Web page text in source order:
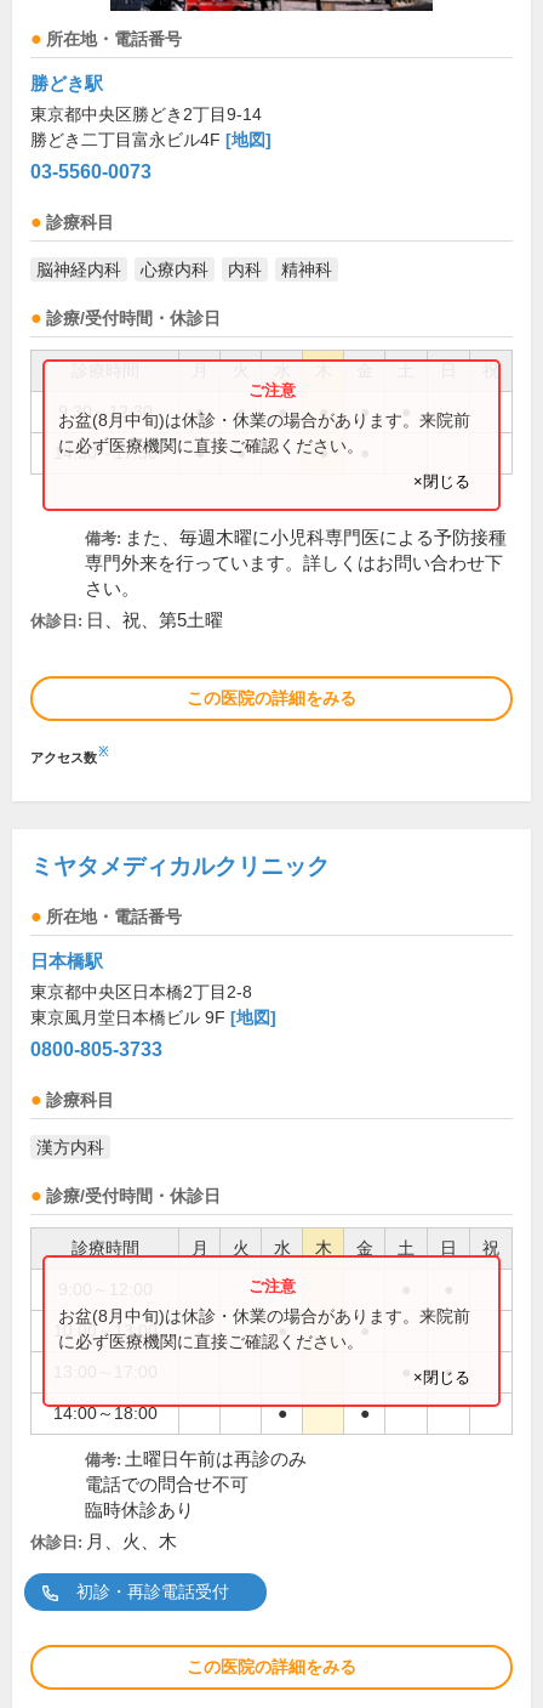
所在地・電話番号
勝どき駅
東京都中央区勝どき2丁目9-14
勝どき二丁目富永ビル4F [地図]
03-5560-0073
診療科目
脳神経内科 心療内科 内科 精神科
診療/受付時間・休診日
祝
9:30～12:30 ● ● ● ● ●
14:30～17:30 ● ● ●
お盆(8月中旬)は休診・休業の場合があります。来院前
に必ず医療機関に直接ご確認ください。
×閉じる
備考: また、毎週木曜に小児科専門医による予防接種
専門外来を行っています。詳しくはお問い合わせ下
さい。
休診日: 日、祝、第5土曜
この医院の詳細をみる
アクセス数※
ミヤタメディカルクリニック
所在地・電話番号
日本橋駅
東京都中央区日本橋2丁目2-8
東京風月堂日本橋ビル 9F [地図]
0800-805-3733
診療科目
漢方内科
診療/受付時間・休診日
診療時間 月 火 水 木 金 土 日 祝
10:00～13:00 ● ●
●
14:00～18:00 ● ●
お盆(8月中旬)は休診・休業の場合があります。来院前
に必ず医療機関に直接ご確認ください。
×閉じる
備考: 土曜日午前は再診のみ
電話での問合せ不可
臨時休診あり
休診日: 月、火、木
初診・再診電話受付
この医院の詳細をみる